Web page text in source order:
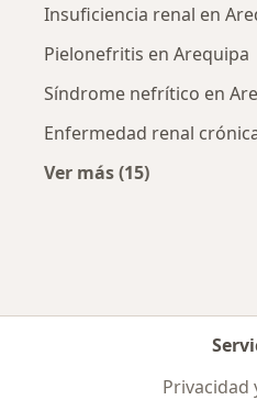
Insuficiencia renal en
Pielonefritis en Arequipa
Síndrome nefrítico en
Enfermedad renal
Ver más (15)
Privacidad